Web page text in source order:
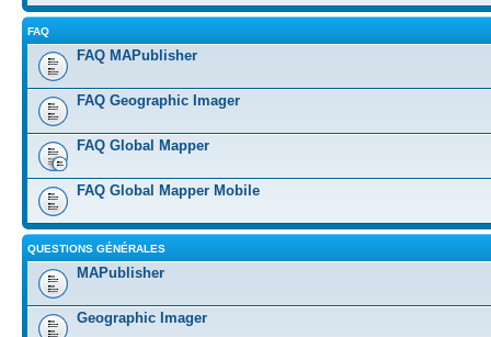
FAQ
FAQ MAPublisher
FAQ Geographic Imager
FAQ Global Mapper
FAQ Global Mapper Mobile
QUESTIONS GÉNÉRALES
MAPublisher
Geographic Imager